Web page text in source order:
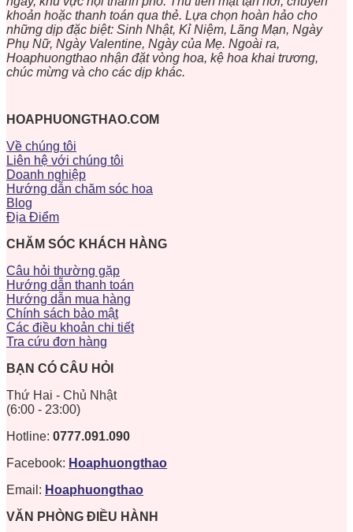
khoản hoặc thanh toán qua thẻ. Lựa chọn hoàn hảo cho
những dịp đặc biệt: Sinh Nhật, Kỉ Niệm, Lãng Mạn, Ngày
Phụ Nữ, Ngày Valentine, Ngày của Mẹ. Ngoài ra,
Hoaphuongthao nhận đặt vòng hoa, kệ hoa khai trương,
chúc mừng và cho các dịp khác.
HOAPHUONGTHAO.COM
Về chúng tôi
Liên hệ với chúng tôi
Doanh nghiệp
Hướng dẫn chăm sóc hoa
Blog
Địa Điểm
CHĂM SÓC KHÁCH HÀNG
Câu hỏi thường gặp
Hướng dẫn thanh toán
Hướng dẫn mua hàng
Chính sách bảo mật
Các điều khoản chi tiết
Tra cứu đơn hàng
BẠN CÓ CÂU HỎI
Thứ Hai - Chủ Nhật
(6:00 - 23:00)
Hotline: 0777.091.090
Facebook: Hoaphuongthao
Email: Hoaphuongthao
VĂN PHÒNG ĐIỀU HÀNH